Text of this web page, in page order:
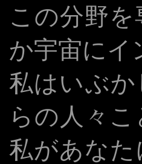
この分野
か宇宙にイ
私はいぶ
らの人々
私があな